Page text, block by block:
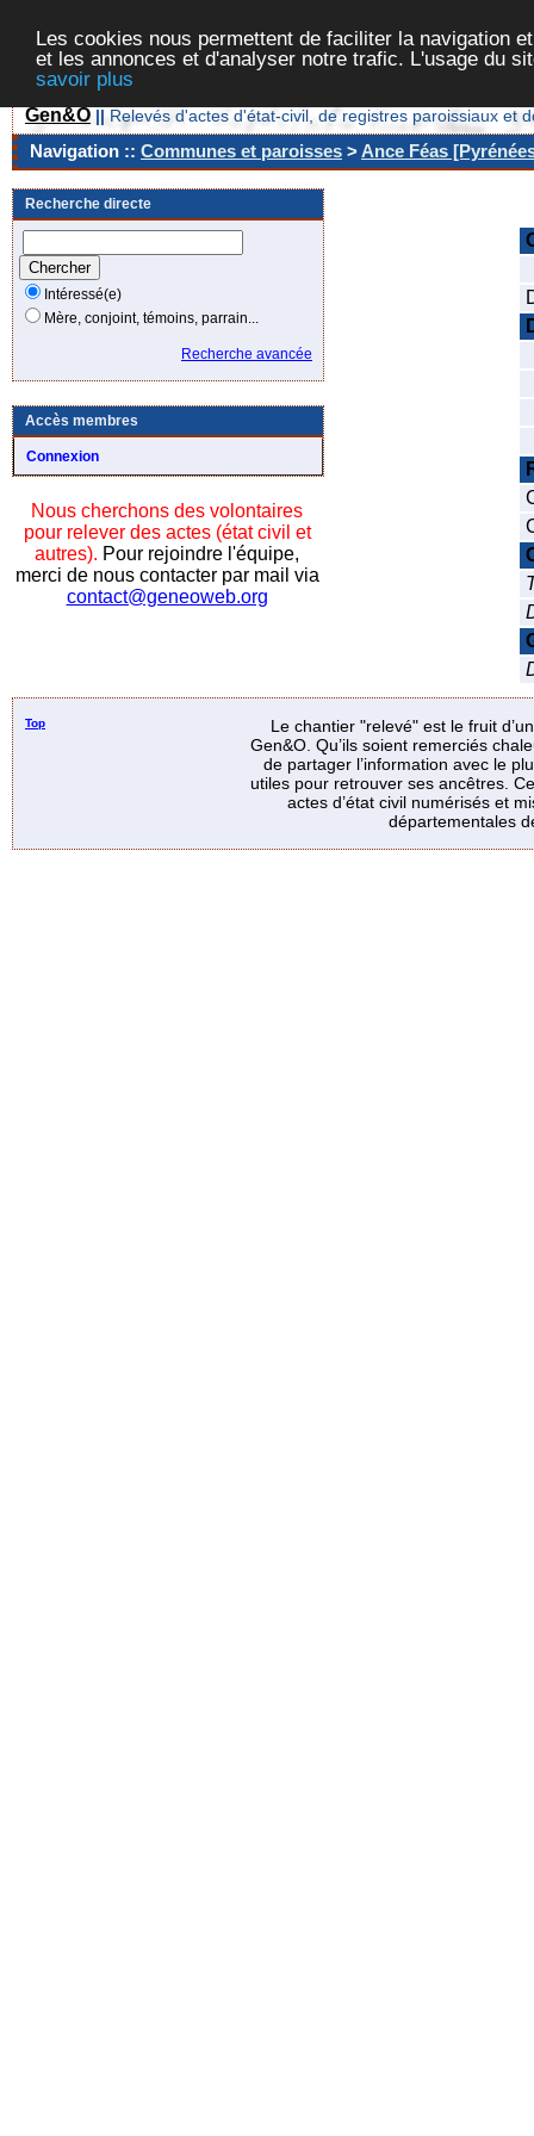
Les cookies nous permettent de faciliter la navigation
et les annonces et d'analyser notre trafic. L'usage du
savoir plus
Gen&O || Relevés d'actes d'état-civil, de registres paroissiaux et
Navigation :: Communes et paroisses >Ance Féas
Recherche directe
Intéressé(e)
Mère, conjoint, témoins, parrain...
Recherche avancée
Accès membres
Connexion
Nous cherchons des volontaires
pour relever des actes (état civil et
autres). Pour rejoindre l'équipe,
merci de nous contacter par mail via
contact@geneoweb.org
Top
Le chantier "relevé" est le fruit
Gen&O. Qu’ils soient remerciés
de partager l’information avec le
utiles pour retrouver ses ancêtres.
actes d’état civil numérisés et
départementales